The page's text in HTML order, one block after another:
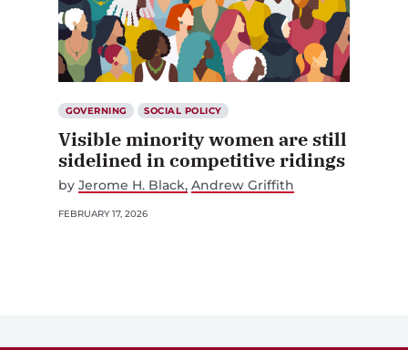
GOVERNING SOCIAL POLICY
Visible minority women are still
sidelined in competitive ridings
by Jerome H. Black Andrew Griffith
FEBRUARY 17, 2026